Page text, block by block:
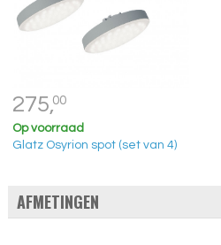
275,00
Op voorraad
Glatz Osyrion spot (set van 4)
AFMETINGEN